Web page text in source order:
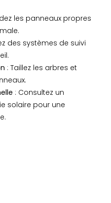
les panneaux propres
des systèmes de suivi
: Taillez les arbres et
: Consultez un
solaire pour une